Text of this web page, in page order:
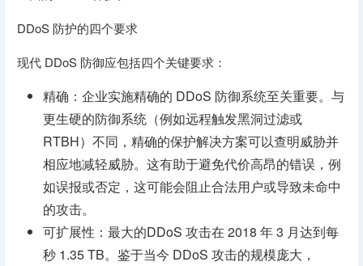
DDoS 防护的四个要求
现代 DDoS 防御应包括四个关键要求：
精确：企业实施精确的 DDoS 防御系统至关重要。与
更生硬的防御系统（例如远程触发黑洞过滤或
RTBH）不同，精确的保护解决方案可以查明威胁并
相应地减轻威胁。这有助于避免代价高昂的错误，例
如误报或否定，这可能会阻止合法用户或导致未命中
的攻击。
可扩展性：最大的DDoS 攻击在 2018 年 3 月达到每
秒 1.35 TB。鉴于当今 DDoS 攻击的规模庞大，